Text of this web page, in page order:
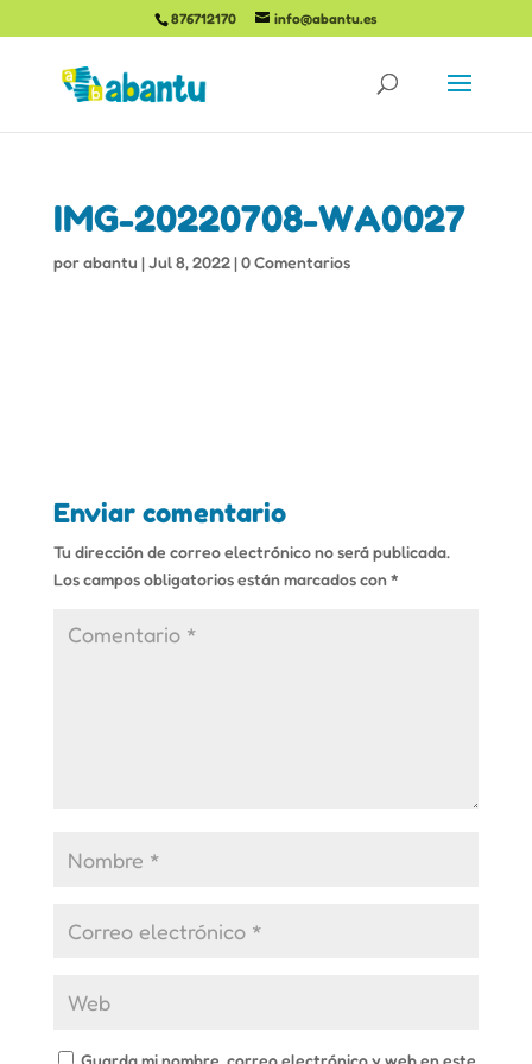
876712170 info@abantu.es
IMG-20220708-WA0027
porabantu |Jul 8, 2022|0 Comentarios
Enviar comentario
Tu dirección de correo electrónico no será publicada.
Los campos obligatorios están marcados con*
Guarda mi nombre, correo electrónico y web en este